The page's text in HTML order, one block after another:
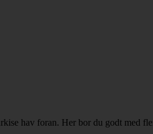
hav foran. Her bor du godt med